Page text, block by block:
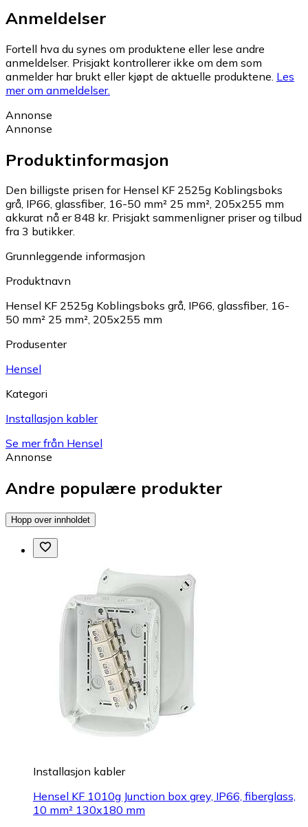
Anmeldelser
Fortell hva du synes om produktene eller lese andre
anmeldelser. Prisjakt kontrollerer ikke om dem som
anmelder har brukt eller kjøpt de aktuelle produktene. Les
mer om anmeldelser.
Annonse
Annonse
Produktinformasjon
Den billigste prisen for Hensel KF 2525g Koblingsboks
grå, IP66, glassfiber, 16-50 mm² 25 mm², 205x255 mm
akkurat nå er 848 kr. Prisjakt sammenligner priser og tilbud
fra 3 butikker.
Grunnleggende informasjon
Produktnavn
Hensel KF 2525g Koblingsboks grå, IP66, glassfiber, 16-
50 mm² 25 mm², 205x255 mm
Produsenter
Hensel
Kategori
Installasjon kabler
Se mer från Hensel
Annonse
Andre populære produkter
Hopp over innholdet
Installasjon kabler
Hensel KF 1010g Junction box grey, IP66, fiberglass,
10 mm² 130x180 mm